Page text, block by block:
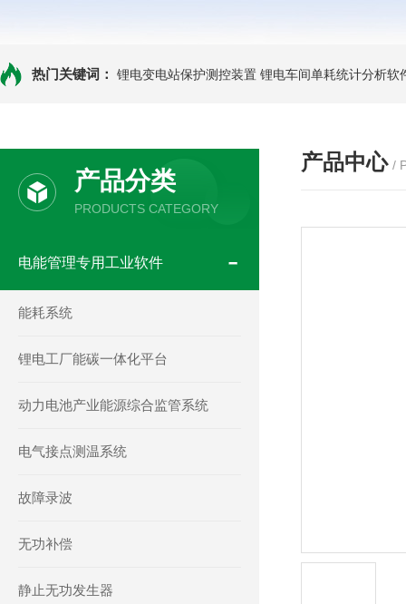
热门关键词： 锂电变电站保护测控装置 锂电车间单耗统计分析软
产品分类
PRODUCTS CATEGORY
电能管理专用工业软件
能耗系统
锂电工厂能碳一体化平台
动力电池产业能源综合监管系统
电气接点测温系统
故障录波
无功补偿
静止无功发生器
产品中心 /